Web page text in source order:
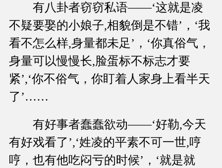
有八卦者窃窃私语——‘这就是凌
不疑要娶的小娘子,相貌倒是不错’，‘我
看不怎么样,身量都未足’，‘你真俗气，
身量可以慢慢长,脸蛋标不标志才要
紧’,‘你不俗气，你盯着人家身上看半天
了’……
有好事者蠢蠢欲动——‘好勒,今天
有好戏看了’,‘姓凌的平素不可一世,哼
哼，也有他吃闷亏的时候’，‘就是就